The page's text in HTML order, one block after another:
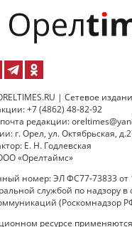
| Сетевое
+7 (4862) 48-82-92
редакции:
г. Орел, ул. Октябрьская,
Е. Н. Годлевская
«Орелтаймс»
номер: ЭЛ ФС77-73833 от
службой по надзору в
(Роскомнадзор
ресурсе